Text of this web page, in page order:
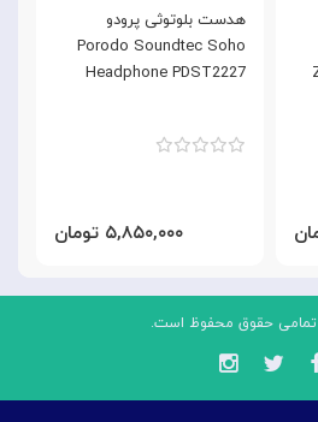
هدست بلوتوثی پرودو
Porodo Soundtec Soho
Headphone PDST2227
۵,۸۵۰,۰۰۰ تومان
تمامی حقوق محفوظ است.